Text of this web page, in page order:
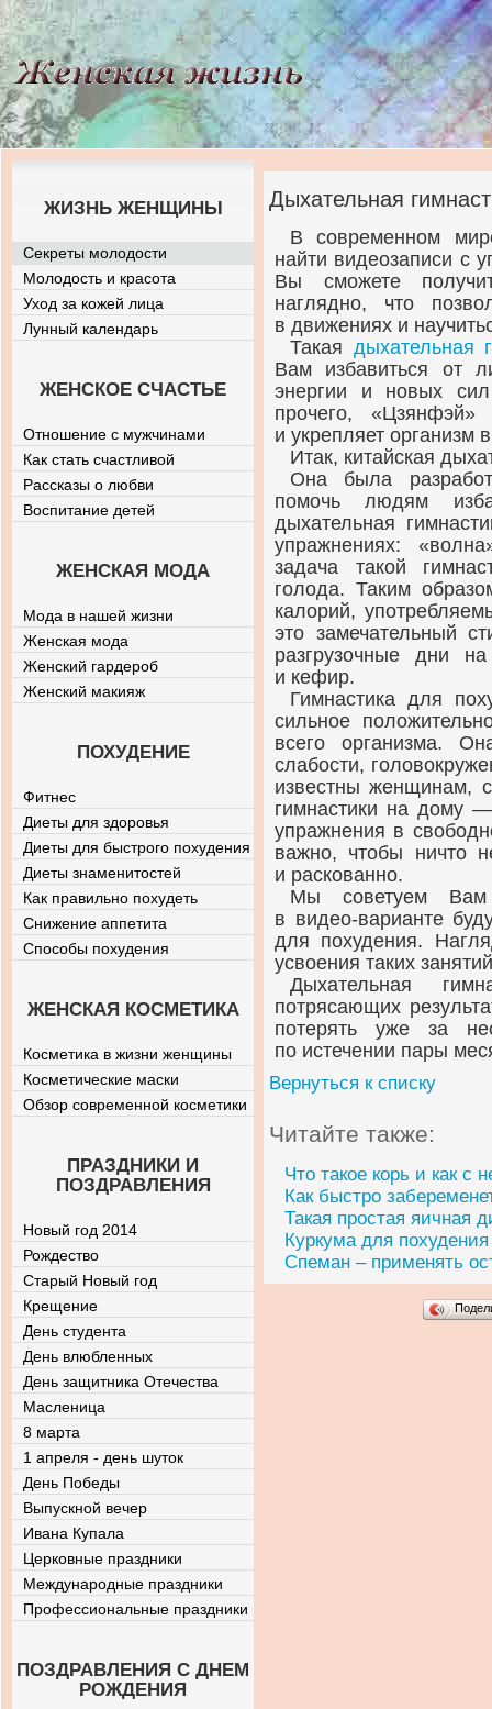
Дыхательная
В современном
найти видеозаписи с
Вы сможете
наглядно, что
в движениях и
Такая дыхательная
Вам избавиться от
энергии и новых
прочего,
и укрепляет организм
Итак, китайская
Она была
помочь людям
дыхательная
упражнениях:
задача такой
голода. Таким
калорий,
это замечательный
разгрузочные дни
и кефир.
Гимнастика для
сильное
всего организма.
слабости,
известны женщинам,
гимнастики на дому
упражнения в
важно, чтобы ничто
и раскованно.
Мы советуем Вам
в видео-варианте
для похудения.
усвоения таких
Дыхательная
потрясающих
потерять уже за
по истечении пары
Вернуться к списку
Читайте также:
Что такое корь и как с
Как быстро
Такая простая яичная
Куркума для похудения
Спеман – применять
ЖИЗНЬ ЖЕНЩИНЫ
Секреты молодости
Молодость и красота
Уход за кожей лица
Лунный календарь
ЖЕНСКОЕ СЧАСТЬЕ
Отношение с мужчинами
Как стать счастливой
Рассказы о любви
Воспитание детей
ЖЕНСКАЯ МОДА
Мода в нашей жизни
Женская мода
Женский гардероб
Женский макияж
ПОХУДЕНИЕ
Фитнес
Диеты для здоровья
Диеты для быстрого похудения
Диеты знаменитостей
Как правильно похудеть
Снижение аппетита
Способы похудения
ЖЕНСКАЯ КОСМЕТИКА
Косметика в жизни женщины
Косметические маски
Обзор современной косметики
ПРАЗДНИКИ И
ПОЗДРАВЛЕНИЯ
Новый год 2014
Рождество
Старый Новый год
Крещение
День студента
День влюбленных
День защитника Отечества
Масленица
8 марта
1 апреля - день шуток
День Победы
Выпускной вечер
Ивана Купала
Церковные праздники
Международные праздники
Профессиональные праздники
ПОЗДРАВЛЕНИЯ С ДНЕМ
РОЖДЕНИЯ